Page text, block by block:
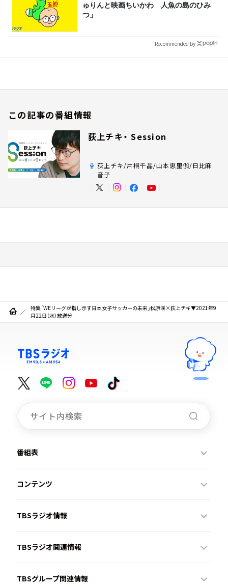
ゅりんと映画ちいかわ 人魚の島のひみ
つ」
Recommended by
この記事の番組情報
荻上チキ・ Session
荻上チキ/片桐千晶/山本恵里伽/日比麻
音子
特集「WEリーグが指し示す日本女子サッカーの未来」松原渓×荻上チキ▼2021年9
月22日（水）放送分
番組表
コンテンツ
TBSラジオ情報
TBSラジオ関連情報
TBSグループ関連情報